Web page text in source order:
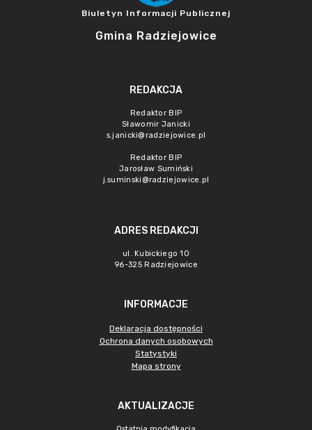
Biuletyn Informacji Publicznej
Gmina Radziejowice
REDAKCJA
Redaktor BIP
Sławomir Janicki
s.janicki@radziejowice.pl
Redaktor BIP
Jarosław Sumiński
j.suminski@radziejowice.pl
ADRES REDAKCJI
ul. Kubickiego 10
96-325 Radziejowice
INFORMACJE
Deklaracja dostępności
Ochrona danych osobowych
Statystyki
Mapa strony
AKTUALIZACJE